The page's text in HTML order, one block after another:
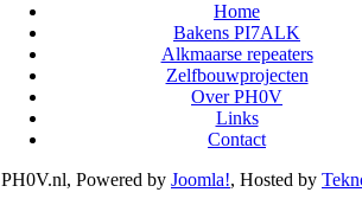
Home
Bakens PI7ALK
Alkmaarse repeaters
Zelfbouwprojecten
Over PH0V
Links
Contact
PH0V.nl, Powered by Joomla!, Hosted by